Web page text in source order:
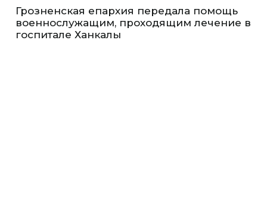
Грозненская епархия передала помощь
военнослужащим, проходящим лечение в
госпитале Ханкалы